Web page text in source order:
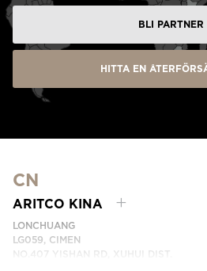
BLI PARTNER
HITTA EN
CN
ARITCO KINA
LONCHUANG
LG059, CIMEN
NO.407 YISHAN RD, XUHUI DIST.